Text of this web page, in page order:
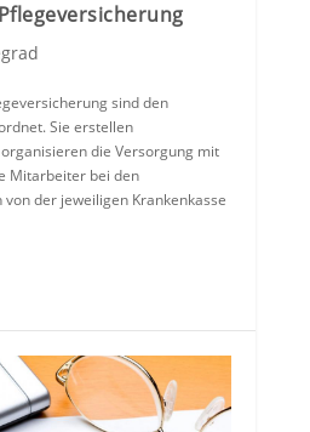
sind den
Sie erstellen
die Versorgung mit
Mitarbeiter bei den
von der jeweiligen Krankenkasse